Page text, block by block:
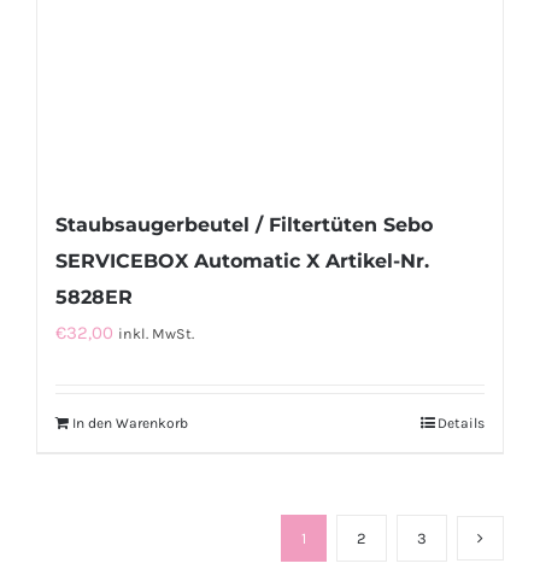
Staubsaugerbeutel / Filtertüten Sebo
SERVICEBOX Automatic X Artikel-Nr.
5828ER
€32,00 inkl. MwSt.
In den Warenkorb Details
1 2 3